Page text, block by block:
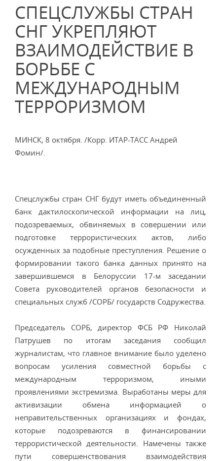
СПЕЦСЛУЖБЫ СТРАН
СНГ УКРЕПЛЯЮТ
ВЗАИМОДЕЙСТВИЕ В
БОРЬБЕ С
МЕЖДУНАРОДНЫМ
ТЕРРОРИЗМОМ
МИНСК, 8 октября. /Корр. ИТАР-ТАСС Андрей
Фомин/.
Спецслужбы стран СНГ будут иметь объединенный
банк дактилоскопической информации на лиц,
подозреваемых, обвиняемых в совершении или
подготовке террористических актов, либо
осужденных за подобные преступления. Решение о
формировании такого банка данных принято на
завершившемся в Белоруссии 17-м заседании
Совета руководителей органов безопасности и
специальных служб /СОРБ/ государств Содружества.
Председатель СОРБ, директор ФСБ РФ Николай
Патрушев по итогам заседания сообщил
журналистам, что главное внимание было уделено
вопросам усиления совместной борьбы с
международным терроризмом, иными
проявлениями экстремизма. Выработаны меры для
активизации обмена информацией о
неправительственных организациях и фондах,
которые подозреваются в финансировании
террористической деятельности. Намечены также
пути совершенствования взаимодействия